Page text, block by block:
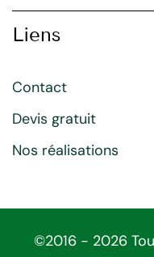
Liens
Contact
Devis gratuit
Nos réalisations
©2016 - 2026